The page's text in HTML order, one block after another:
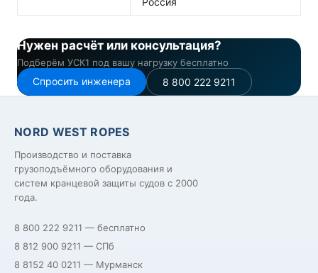
Нужен расчёт или консультация?
Подберём УСК1 под вашу нагрузку бесплатно
Спросить инженера 8 800 222 9211
NORD WEST ROPES
Производство и поставка
грузоподъёмного оборудования и
систем кранцевой защиты судов с 2000
года.
8 800 222 9211 — бесплатно
8 812 900 9211 — СПб
8 8152 40 0211 — Мурманск